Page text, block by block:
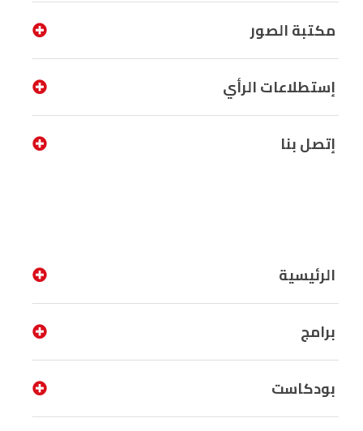
مكتبة الصور
إستطلاعات الرأي
إتصل بنا
الرئيسية
برامج
بودكاست